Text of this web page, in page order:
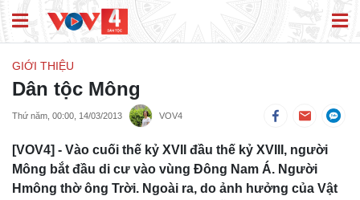
GIỚI THIỆU
Dân tộc Mông
Thứ năm, 00:00, 14/03/2013 VOV4
[VOV4] - Vào cuối thế kỷ XVII đầu thế kỷ XVIII, người
Mông bắt đầu di cư vào vùng Đông Nam Á. Người
Hmông thờ ông Trời. Ngoài ra, do ảnh hưởng của Vật